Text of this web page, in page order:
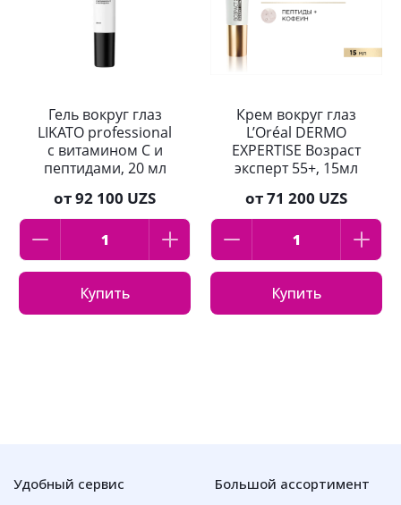
Гель вокруг глаз
LIKATO professional
с витамином С и
пептидами, 20 мл
от92 100 UZS
Купить
Крем вокруг глаз
L’Oréal DERMO
EXPERTISE Возраст
эксперт 55+, 15мл
от71 200 UZS
Купить
Удобный сервис Большой ассортимент